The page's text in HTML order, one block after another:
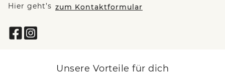
Hier geht’s zum Kontaktformular
Unsere Vorteile für dich